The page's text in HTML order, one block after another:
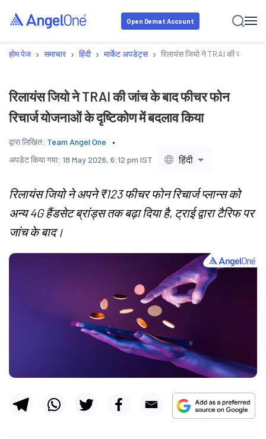
Open Demat Account
होम पेज › समाचार › हिंदी › मार्केट अपडेट्स › रिलायंस जियो ने TRAI की जांच के
रिलायंस जियो ने TRAI की जांच के बाद फीचर फोन
रिचार्ज योजनाओं के दृष्टिकोण में बदलाव किया
द्वारा लिखित: Team Angel One
अपडेट किया गया: 18 May 2026, 6:12 pm IST हिंदी
रिलायंस जियो ने अपने ₹123 फीचर फोन रिचार्ज प्लान्स को
अन्य 4G हैंडसेट ब्रांड्स तक बढ़ा दिया है, ट्राई द्वारा टैरिफ पर
जांच के बाद।